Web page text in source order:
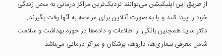
از طریق این اپلیکیشن می‌توانند نزدیک‌ترین مراکز درمانی به محل زندگی
خود را پیدا کنند و یا به صورت آنلاین برای مراجعه به آنها وقت بگیرند.
دکتر ساینا همچنین بانکی از اطلاعات و داده‌ها در حوزه بهداشت و سلامت
شامل معرفی بیماری‌ها، داروها، پزشکان و مراکز درمانی می‌باشد.